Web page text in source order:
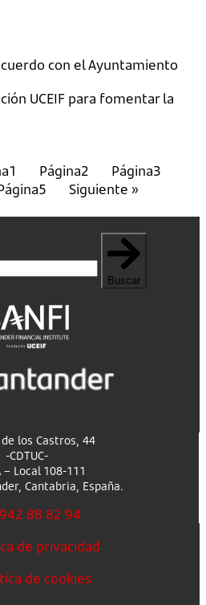
con el Ayuntamiento
UCEIF para fomentar la
1 Página2 Página3
5 Siguiente »
Buscar
los Castros, 44
-CDTUC-
– Local 108-111
Cantabria, España.
88 82 94
de privacidad
de cookies